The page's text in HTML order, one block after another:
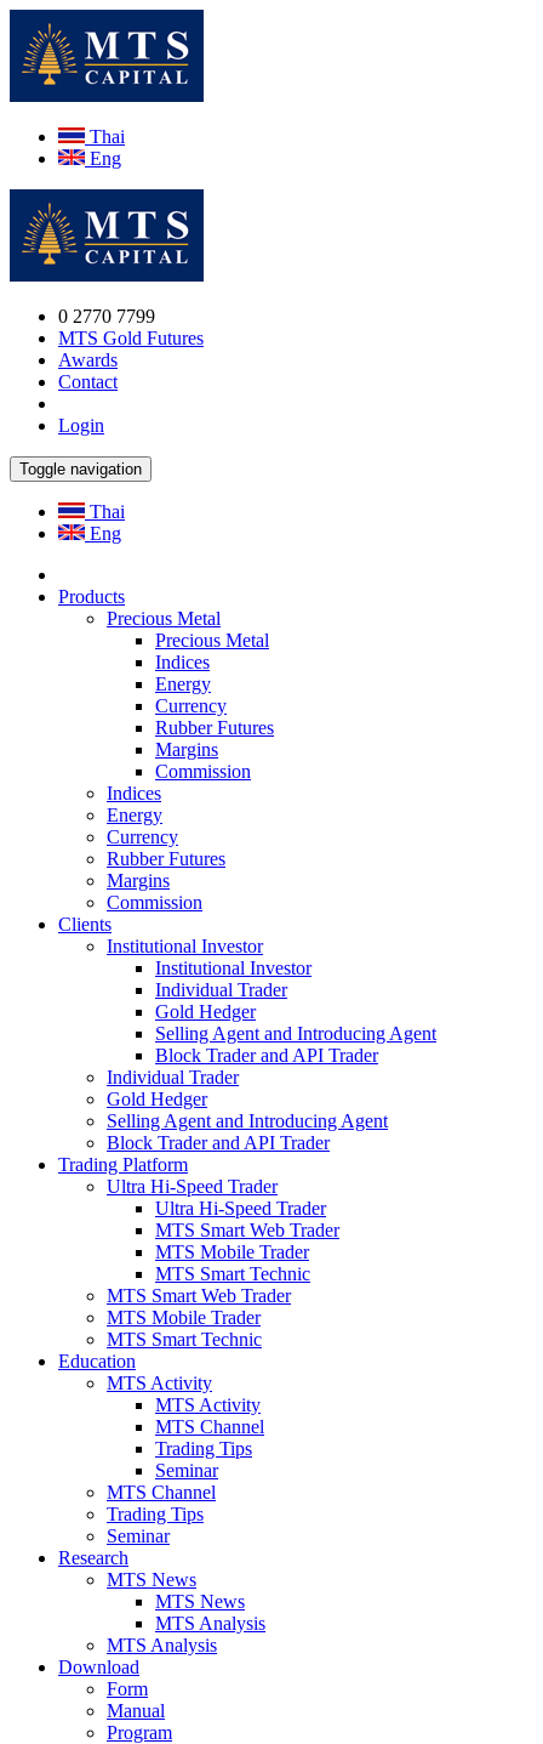
Thai
Eng
0 2770 7799
MTS Gold Futures
Awards
Contact
Login
Toggle navigation
Thai
Eng
Products
Precious Metal
Precious Metal
Indices
Energy
Currency
Rubber Futures
Margins
Commission
Indices
Energy
Currency
Rubber Futures
Margins
Commission
Clients
Institutional Investor
Institutional Investor
Individual Trader
Gold Hedger
Selling Agent and Introducing Agent
Block Trader and API Trader
Individual Trader
Gold Hedger
Selling Agent and Introducing Agent
Block Trader and API Trader
Trading Platform
Ultra Hi-Speed Trader
Ultra Hi-Speed Trader
MTS Smart Web Trader
MTS Mobile Trader
MTS Smart Technic
MTS Smart Web Trader
MTS Mobile Trader
MTS Smart Technic
Education
MTS Activity
MTS Activity
MTS Channel
Trading Tips
Seminar
MTS Channel
Trading Tips
Seminar
Research
MTS News
MTS News
MTS Analysis
MTS Analysis
Download
Form
Manual
Program